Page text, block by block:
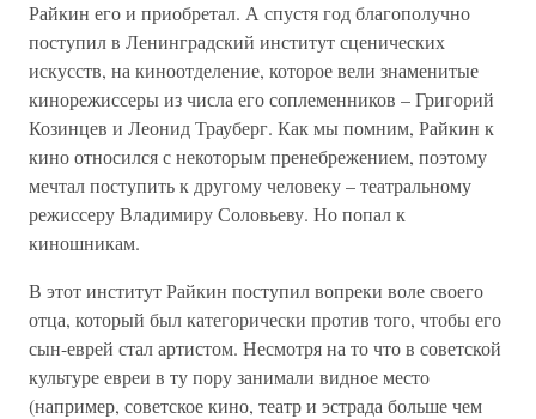
Райкин его и приобретал. А спустя год благополучно
поступил в Ленинградский институт сценических
искусств, на киноотделение, которое вели знаменитые
кинорежиссеры из числа его соплеменников – Григорий
Козинцев и Леонид Трауберг. Как мы помним, Райкин к
кино относился с некоторым пренебрежением, поэтому
мечтал поступить к другому человеку – театральному
режиссеру Владимиру Соловьеву. Но попал к
киношникам.
В этот институт Райкин поступил вопреки воле своего
отца, который был категорически против того, чтобы его
сын-еврей стал артистом. Несмотря на то что в советской
культуре евреи в ту пору занимали видное место
(например, советское кино, театр и эстрада больше чем